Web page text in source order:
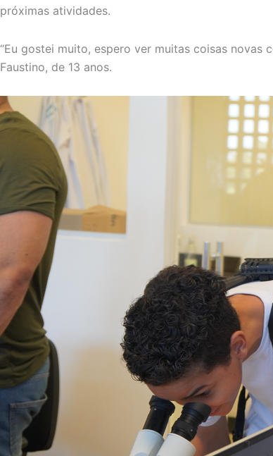
próximas atividades.
“Eu gostei muito, espero ver muitas coisas
Faustino, de 13 anos.